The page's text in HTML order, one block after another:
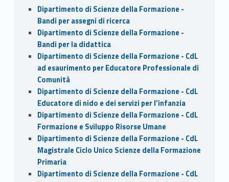
Dipartimento di Scienze della Formazione -
Bandi per assegni di ricerca
Dipartimento di Scienze della Formazione -
Bandi per la didattica
Dipartimento di Scienze della Formazione - CdL
ad esaurimento per Educatore Professionale di
Comunità
Dipartimento di Scienze della Formazione - CdL
Educatore di nido e dei servizi per l’infanzia
Dipartimento di Scienze della Formazione - CdL
Formazione e Sviluppo Risorse Umane
Dipartimento di Scienze della Formazione - CdL
Magistrale Ciclo Unico Scienze della Formazione
Primaria
Dipartimento di Scienze della Formazione - CdL